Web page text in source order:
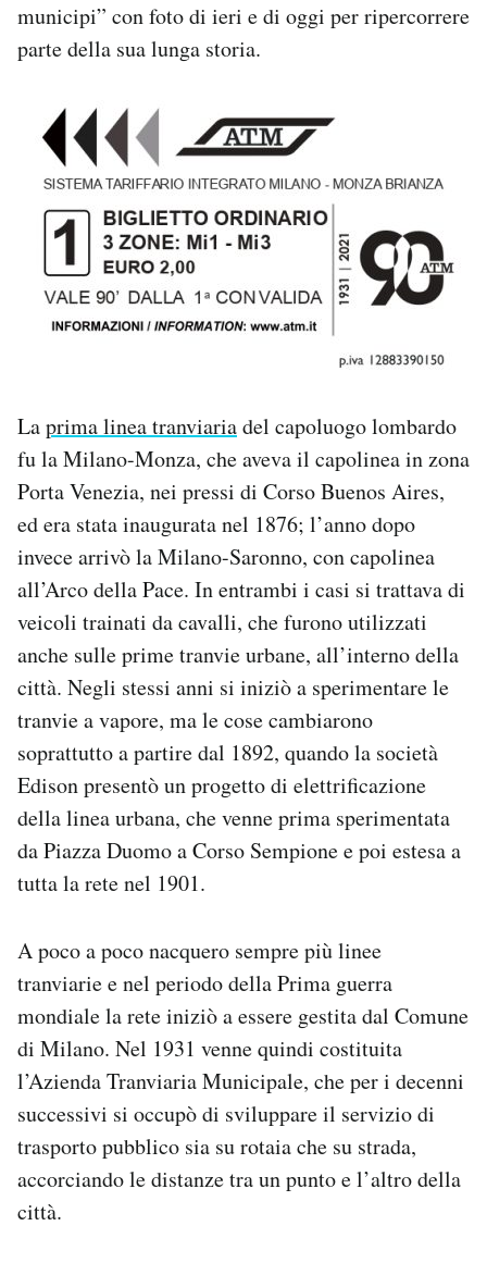
municipi” con foto di ieri e di oggi per ripercorrere
parte della sua lunga storia.
Laprima linea tranviariadel capoluogo lombardo
fu la Milano-Monza, che aveva il capolinea in zona
Porta Venezia, nei pressi di Corso Buenos Aires,
ed era stata inaugurata nel 1876; l’anno dopo
invece arrivò la Milano-Saronno, con capolinea
all’Arco della Pace. In entrambi i casi si trattava di
veicoli trainati da cavalli, che furono utilizzati
anche sulle prime tranvie urbane, all’interno della
città. Negli stessi anni si iniziò a sperimentare le
tranvie a vapore, ma le cose cambiarono
soprattutto a partire dal 1892, quando la società
Edison presentò un progetto di elettrificazione
della linea urbana, che venne prima sperimentata
da Piazza Duomo a Corso Sempione e poi estesa a
tutta la rete nel 1901.
A poco a poco nacquero sempre più linee
tranviarie e nel periodo della Prima guerra
mondiale la rete iniziò a essere gestita dal Comune
di Milano. Nel 1931 venne quindi costituita
l’Azienda Tranviaria Municipale, che per i decenni
successivi si occupò di sviluppare il servizio di
trasporto pubblico sia su rotaia che su strada,
accorciando le distanze tra un punto e l’altro della
città.